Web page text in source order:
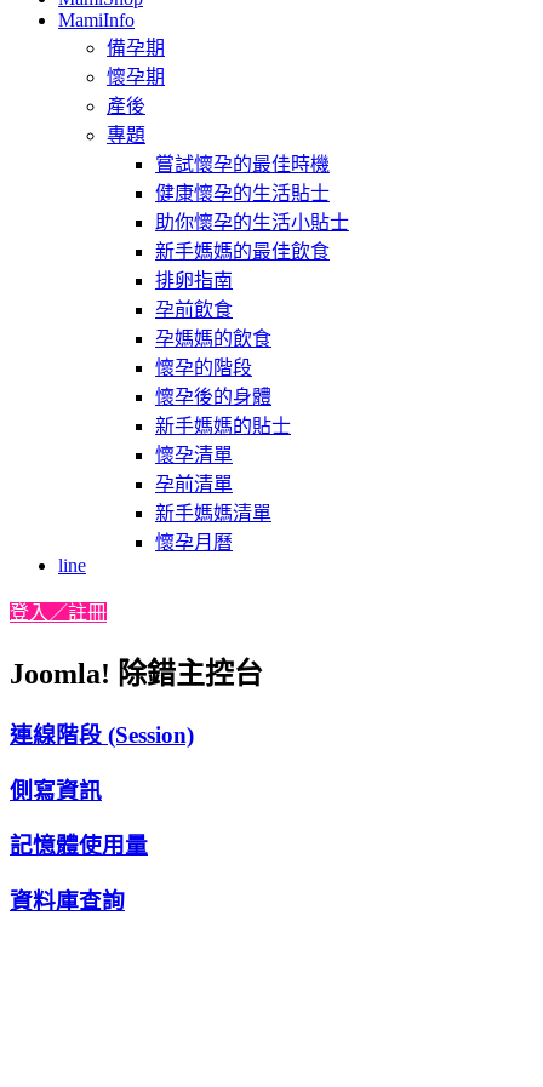
MamiInfo
備孕期
懷孕期
產後
專題
嘗試懷孕的最佳時機
健康懷孕的生活貼士
助你懷孕的生活小貼士
新手媽媽的最佳飲食
排卵指南
孕前飲食
孕媽媽的飲食
懷孕的階段
懷孕後的身體
新手媽媽的貼士
懷孕清單
孕前清單
新手媽媽清單
懷孕月曆
line
登入／註冊
Joomla! 除錯主控台
連線階段 (Session)
側寫資訊
記憶體使用量
資料庫查詢